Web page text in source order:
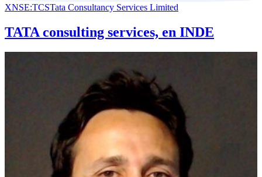
XNSE:TCSTata Consultancy Services Limited
TATA consulting services, en INDE